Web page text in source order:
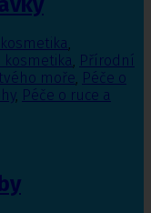
,
kosmetika, Přírodní
moře, Péče o
, Péče o ruce a